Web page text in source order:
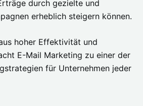
durch gezielte und
erheblich steigern können.
hoher Effektivität und
E-Mail Marketing zu einer der
für Unternehmen jeder